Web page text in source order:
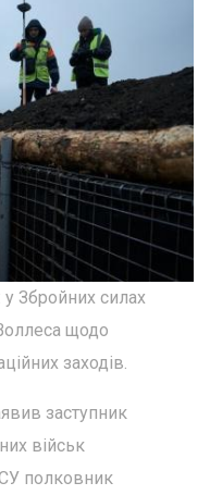
Збройних силах
щодо
заходів.
заступник
військ
полковник